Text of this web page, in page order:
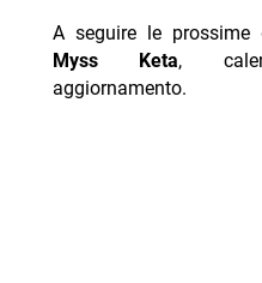
A seguire le
Myss Keta,
aggiornamento.